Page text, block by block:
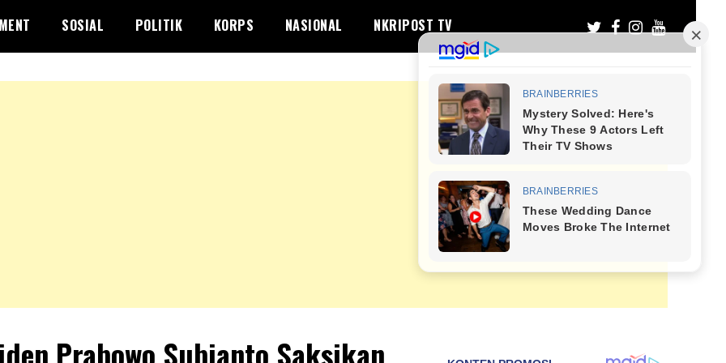
SOSIAL POLITIK KORPS NASIONAL NKRIPOST TV
Prabowo Subianto Saksikan